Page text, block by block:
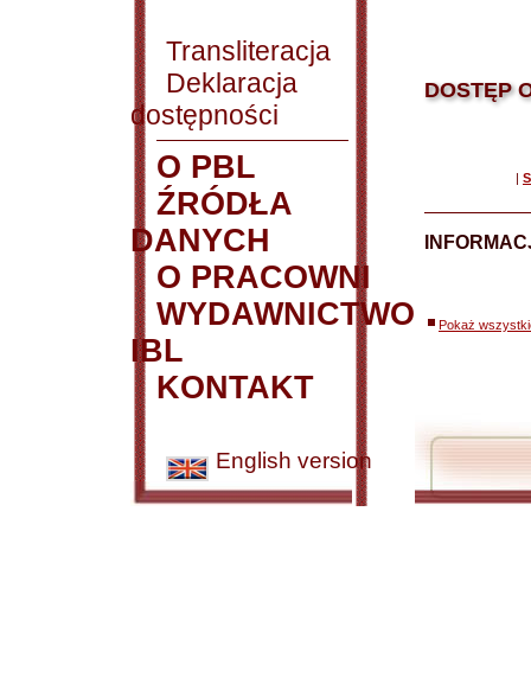
Transliteracja
Deklaracja
dostępności
O PBL
ŹRÓDŁA
DANYCH
O PRACOWNI
WYDAWNICTWO
IBL
KONTAKT
English version
DOSTĘP
|
Pokaż